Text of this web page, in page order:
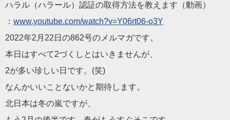
ハラル（ハラール）認証の取得方法を教えます（動画）
： www.youtube.com/watch?v=Y06rt06-o3Y
2022年2月22日の862号のメルマガです。
本日はすべて2づくしとはいきませんが、
2が多い珍しい日です。(笑)
なんかいいことないかと期待します。
北日本は冬の嵐ですが、